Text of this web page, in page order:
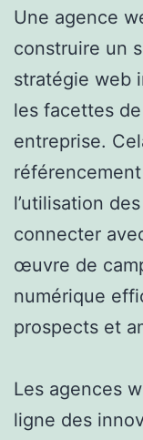
Une agence
construire un
stratégie web
les facettes
entreprise.
l’utilisation
connecter
œuvre de
numérique
prospects et
Les agences
ligne des